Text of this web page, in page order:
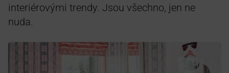
interiérovými trendy. Jsou všechno, jen ne
nuda.